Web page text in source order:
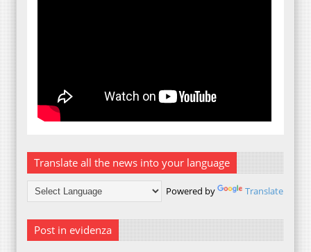
Translate all the news into your language
Powered by Translate
Post in evidenza